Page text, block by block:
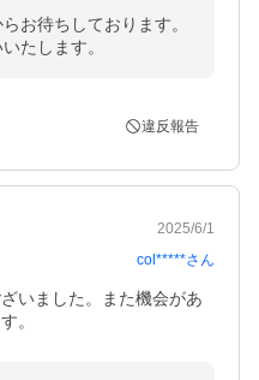
お待ちしております。
たします。
違反報告
2025/6/1
col*****さん
いました。また機会があ
。